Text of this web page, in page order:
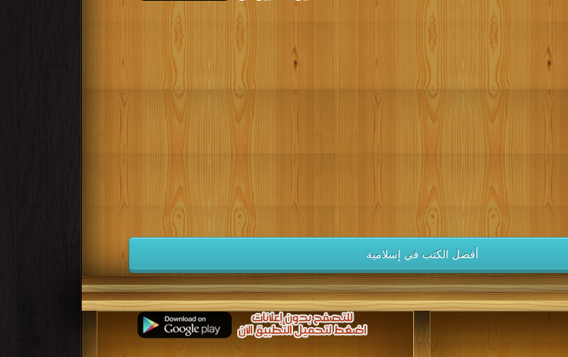
كتب 1989 كتب 1988 كتب 1985
كتب 1984
كتب 1979 كتب 1977 كتب 1976
كتب 1975
كتب 1971 كتب 1970 كتب 1969 كتب 1968 كتب 1967
كتب 1966
كتب 1962 كتب 1961 كتب 1960 كتب 1959 كتب 1958
كتب 1957
كتب 1952 كتب 1949
كتب 1948
كتب 1935 كتب 1934 كتب 1931
كتب 1930
كتب 1926 كتب 1925 كتب 1924 كتب 1923 كتب 1922
كتب 1921
كتب 1917 كتب 1916 كتب 1915 كتب 1914 كتب 1913
كتب 1912
كتب 1908 كتب 1907 كتب 1906 كتب 1905 كتب 1904
كتب 1903
أفضل الكتب في إسلامية